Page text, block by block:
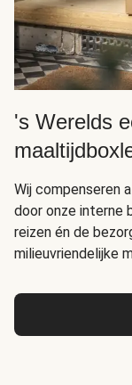
's Werelds
Wij compenseren
door onze interne
reizen én de
milieuvriendelijke